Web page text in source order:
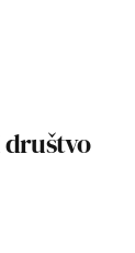
društvo